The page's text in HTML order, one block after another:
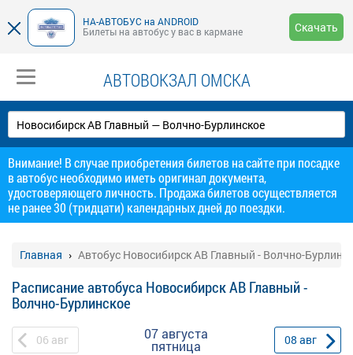
НА-АВТОБУС на ANDROID
Билеты на автобус у вас в кармане
Скачать
АВТОВОКЗАЛ ОМСКА
Внимание! В случае приобретения билетов на сайте при посадке
в автобус необходимо иметь оригинал документа,
удостоверяющего личность. Продажа билетов осуществляется
не ранее 30 (тридцати) календарных дней до поездки.
Главная Автобус Новосибирск АВ Главный - Волчно-
Расписание автобуса Новосибирск АВ Главный -
Волчно-Бурлинское
06 авг 07 августа
пятница 08 авг